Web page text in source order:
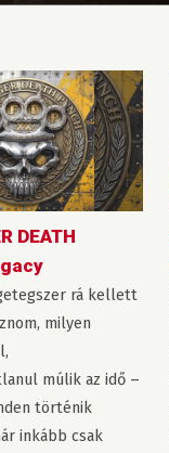
DEATH
rá kellett
milyen
múlik az idő –
történik
inkább csak